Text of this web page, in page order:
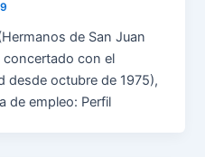
de San Juan
concertado con el
desde octubre de 1975),
de empleo: Perfil